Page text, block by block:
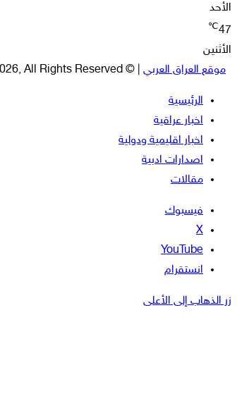
الأحد
47
℃
الأثنين
موقع العراق العربي | © Copyright 2026, All Rights Reserved
الرئيسية
اخبار عراقية
اخبار اقليمية ودولية
اصدارات ادبية
مقالات
فيسبوك
‫X
‫YouTube
انستقرام
زر الذهاب إلى الأعلى